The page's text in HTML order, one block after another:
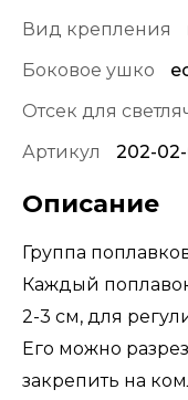
Вид крепления
Боковое ушко
Отсек для
Артикул
202-
Описание
Группа
Каждый
2-3 см, для
Его можно
закрепить на